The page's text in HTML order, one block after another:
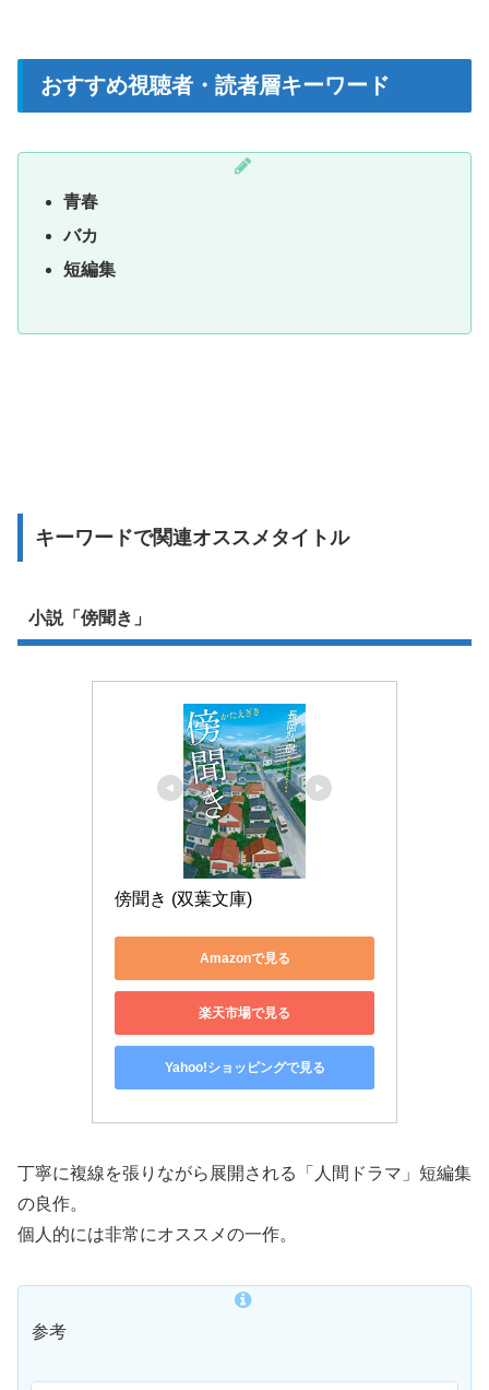
おすすめ視聴者・読者層キーワード
青春
バカ
短編集
キーワードで関連オススメタイトル
小説「傍聞き」
傍聞き (双葉文庫)
Amazonで見る
楽天市場で見る
Yahoo!ショッピングで見る
丁寧に複線を張りながら展開される「人間ドラマ」短編集
の良作。
個人的には非常にオススメの一作。
参考